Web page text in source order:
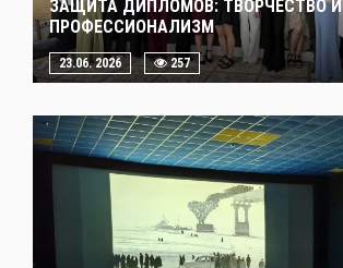
ЗАЩИТА ДИПЛОМОВ: ТВОРЧЕСТВО И
ПРОФЕССИОНАЛИЗМ
23.06. 2026 257